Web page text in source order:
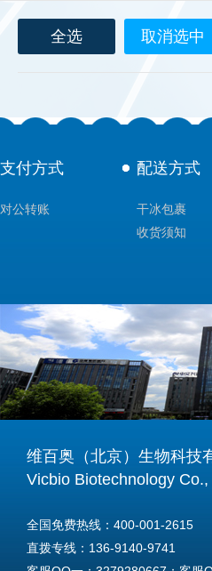
Berry &
LGC
Abbexa
全选 取消选中
支付方式
对公转账
配送方式
干冰包裹
收货须知
维百奥（北京）生物科技
Vicbio Biotechnology Co.,
全国免费热线：400-001-2615
直拨专线：136-9140-9741